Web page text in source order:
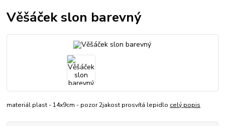
Věšáček slon barevný
materiál plast - 14x9cm - pozor 2jakost prosvítá lepidlo celý popis